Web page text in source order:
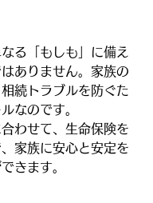
る「もしも」に備え
ありません。家族の
続トラブルを防ぐた
なのです。
わせて、生命保険を
家族に安心と安定を
きます。